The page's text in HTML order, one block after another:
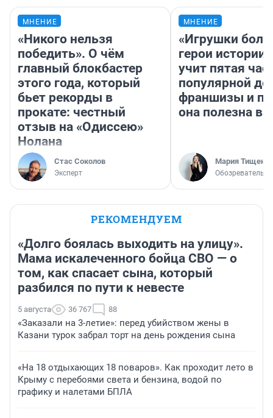
МНЕНИЕ
«Никого нельзя
победить». О чём
главный блокбастер
этого года, который
бьет рекорды в
прокате: честный
отзыв на «Одиссею»
Нолана
Стас Соколов
Эксперт
МНЕНИЕ
«Игрушки
герои
учит пятая
популярной
франшизы и
она полезна
Мария Тищенко
Обозреватель
РЕКОМЕНДУЕМ
«Долго боялась выходить на улицу».
Мама искалеченного бойца СВО — о
том, как спасает сына, который
разбился по пути к невесте
5 августа 36 767 88
«Заказали на 3-летие»: перед убийством жены в
Казани турок забрал торт на день рождения сына
«На 18 отдыхающих 18 поваров». Как проходит лето в
Крыму с перебоями света и бензина, водой по
графику и налетами БПЛА